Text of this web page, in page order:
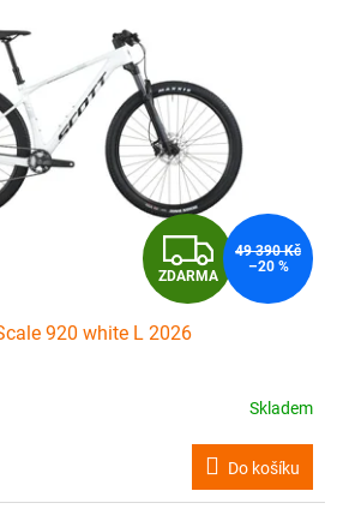
Z
D
M
ZDARMA
49 390 Kč
–20 %
920 white L 2026
Skladem
Do košíku